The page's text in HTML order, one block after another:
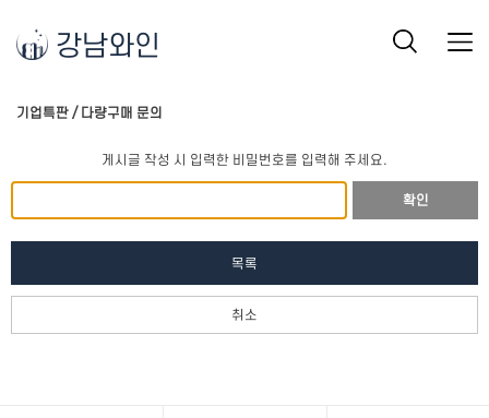
강남와인
기업특판 / 다량구매 문의
게시글 작성 시 입력한 비밀번호를 입력해 주세요.
확인
목록
취소